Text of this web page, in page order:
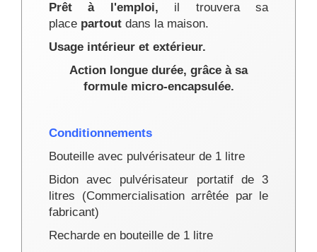
Prêt à l'emploi, il trouvera sa
place partout dans la maison.
Usage intérieur et extérieur.
Action longue durée, grâce à sa
formule micro-encapsulée.
Conditionnements
Bouteille avec pulvérisateur de 1 litre
Bidon avec pulvérisateur portatif de 3
litres (Commercialisation arrêtée par le
fabricant)
Recharde en bouteille de 1 litre